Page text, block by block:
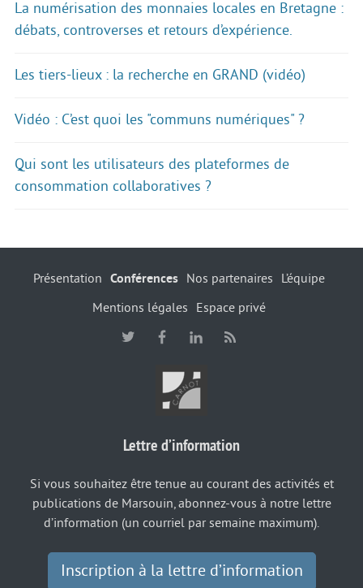
La numérisation des monnaies locales en Bretagne :
débats, controverses et retours d’expérience.
Les tiers-lieux : la recherche en GRAND (vidéo)
Vidéo : C’est quoi les "communs numériques" ?
Qui sont les utilisateurs des plateformes de
consommation collaboratives ?
Présentation Conférences Nos partenaires
L’équipe
Mentions légales
Espace privé
Lettre d’information
Si vous souhaitez être tenue au courant des activités et
publications de Marsouin, abonnez-vous à notre lettre
d’information (un courriel par semaine maximum).
Inscription à la lettre d’information